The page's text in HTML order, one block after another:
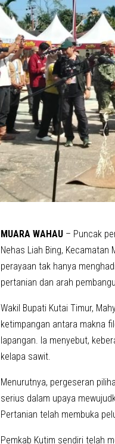
MUARA WAHAU – Puncak
Nehas Liah Bing,
perayaan tak hanya
pertanian dan arah
Wakil Bupati Kutai Timur,
ketimpangan antara makna
lapangan. Ia menyebut,
kelapa sawit.
Menurutnya, pergeseran
serius dalam upaya
Pertanian telah membuka
Pemkab Kutim sendiri telah